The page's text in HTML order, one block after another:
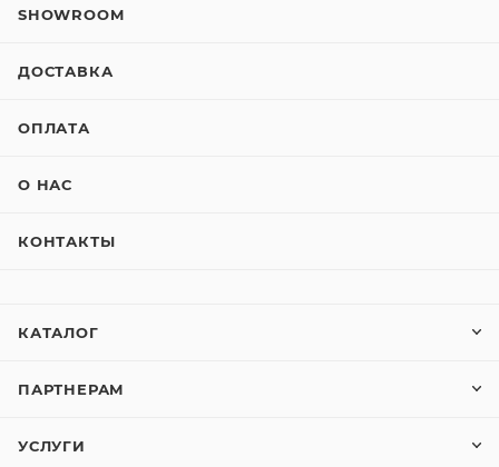
SHOWROOM
ДОСТАВКА
ОПЛАТА
О НАС
КОНТАКТЫ
КАТАЛОГ
ПАРТНЕРАМ
УСЛУГИ